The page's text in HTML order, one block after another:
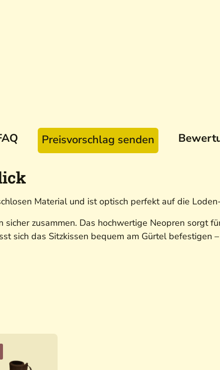
Preisvorschlag senden
Material und ist optisch perfekt auf die
zusammen. Das hochwertige Neopren sorgt
sich das Sitzkissen bequem am Gürtel befestigen